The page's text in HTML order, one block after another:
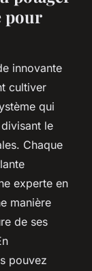
pour
innovante
cultiver
qui
le
Chaque
experte en
manière
de ses
pouvez